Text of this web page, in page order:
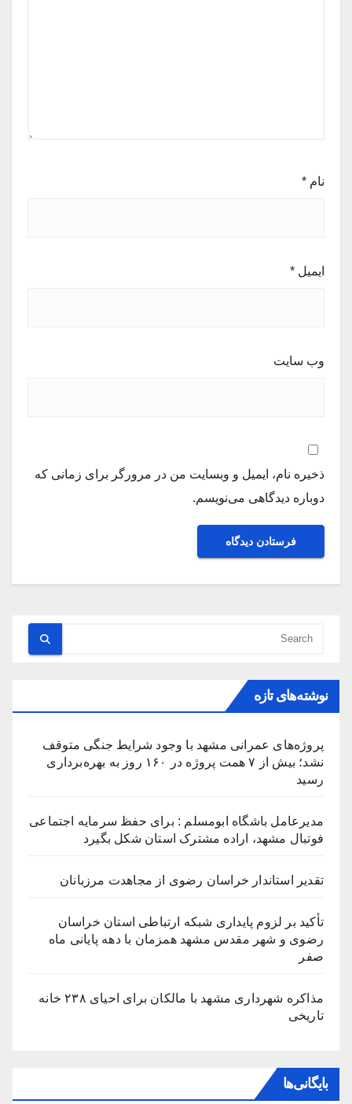
نام *
ایمیل *
وب‌ سایت
ذخیره نام، ایمیل و وبسایت من در مرورگر برای زمانی که
دوباره دیدگاهی می‌نویسم.
نوشته‌های تازه
پروژه‌های عمرانی مشهد با وجود شرایط جنگی متوقف
نشد؛ بیش از ۷ همت پروژه در ۱۶۰ روز به بهره‌برداری
رسید
مدیرعامل باشگاه ابومسلم : برای حفظ سرمایه اجتماعی
فوتبال مشهد، اراده مشترک استان شکل بگیرد
تقدیر استاندار خراسان رضوی از مجاهدت مرزبانان
تأکید بر لزوم پایداری شبکه ارتباطی استان خراسان
رضوی و شهر مقدس مشهد همزمان با دهه پایانی ماه
صفر
مذاکره شهرداری مشهد با مالکان برای احیای ۲۳۸ خانه
تاریخی
بایگانی‌ها